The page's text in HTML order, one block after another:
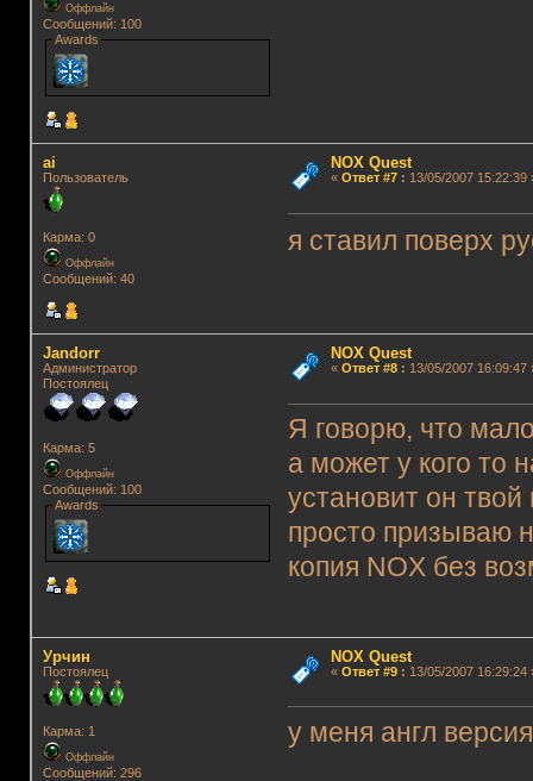
Оффлайн
Сообщений: 100
Awards
ai
Пользователь
Карма: 0
Оффлайн
Сообщений: 40
NOX Quest
« Ответ #7: 13/05/2007 15:22:39
я ставил поверх
Jandorr
Администратор
Постоялец
Карма: 5
Оффлайн
Сообщений: 100
Awards
NOX Quest
« Ответ #8: 13/05/2007 16:09:47
Я говорю, что
а может у кого то
установит он
просто призываю
копия NOX без
Урчин
Постоялец
Карма: 1
Оффлайн
Сообщений: 296
NOX Quest
« Ответ #9: 13/05/2007 16:29:24
у меня англ